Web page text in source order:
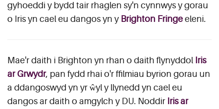
gyhoeddi y bydd tair rhaglen sy'n cynnwys y gorau
o Iris yn cael eu dangos yn y Brighton Fringe eleni.
Mae'r daith i Brighton yn rhan o daith flynyddol Iris
ar Grwydr, pan fydd rhai o'r ffilmiau byrion gorau un
a ddangoswyd yn yr ŵyl y llynedd yn cael eu
dangos ar daith o amgylch y DU. Noddir Iris ar